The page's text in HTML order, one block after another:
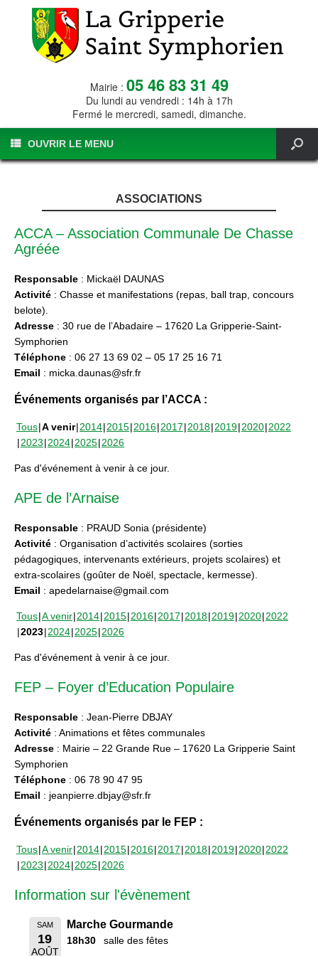
Mairie : 05 46 83 31 49
Du lundi au vendredi : 14h à 17h
Fermé le mercredi, samedi, dimanche.
OUVRIR LE MENU
ASSOCIATIONS
ACCA – Association Communale De Chasse
Agréée
Responsable : Mickaël DAUNAS
Activité : Chasse et manifestations (repas, ball trap, concours
belote).
Adresse : 30 rue de l’Abadaire – 17620 La Gripperie-Saint-
Symphorien
Téléphone : 06 27 13 69 02 – 05 17 25 16 71
Email : micka.daunas@sfr.fr
Événements organisés par l’ACCA :
Tous A venir 2014 2015 2016 2017 2018 2019 2020 2022
2023 2024 2025 2026
Pas d'événement à venir à ce jour.
APE de l’Arnaise
Responsable : PRAUD Sonia (présidente)
Activité : Organisation d’activités scolaires (sorties
pédagogiques, intervenants extérieurs, projets scolaires) et
extra-scolaires (goûter de Noël, spectacle, kermesse).
Email : apedelarnaise@gmail.com
Tous A venir 2014 2015 2016 2017 2018 2019 2020 2022
2023 2024 2025 2026
Pas d'événement à venir à ce jour.
FEP – Foyer d’Education Populaire
Responsable : Jean-Pierre DBJAY
Activité : Animations et fêtes communales
Adresse : Mairie – 22 Grande Rue – 17620 La Gripperie Saint
Symphorien
Téléphone : 06 78 90 47 95
Email : jeanpierre.dbjay@sfr.fr
Événements organisés par le FEP :
Tous A venir 2014 2015 2016 2017 2018 2019 2020 2022
2023 2024 2025 2026
Information sur l'évènement
SAM
19
AOÛT
Marche Gourmande
18h30 salle des fêtes